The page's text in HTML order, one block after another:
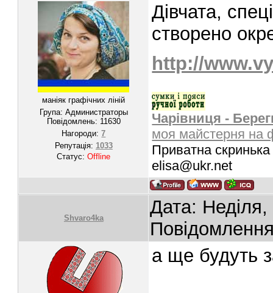
маніяк графічних ліній
Група: Администраторы
Повідомлень: 11630
Нагороди:7
Репутація: 1033
Статус:Offline
Дівчата,
створено
http://
Чарівниця -
моя майстерня на
Приватна
elisa@ukr.net
Shvaro4ka
Дата:
а ще будуть